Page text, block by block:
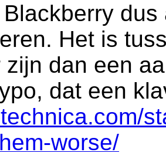
Het is
zijn dan een
dat een
worse/